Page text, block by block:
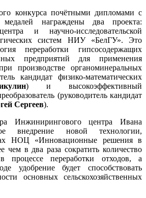
конкурса почётными дипломами с
награждены два проекта:
и научно-исследовательской
систем НИУ «БелГУ». Это
переработки гипсосодержащих
предприятий для применения
производстве органоминеральных
кандидат физико-математических
) и высокоэффективный
(руководитель кандидат
Сергеев).
Инжинирингового центра Ивана
внедрение новой технологии,
НОЦ «Инновационные решения в
чем в два раза сократить количество
процессе переработки отходов, а
удобрение будет способствовать
основных сельскохозяйственных